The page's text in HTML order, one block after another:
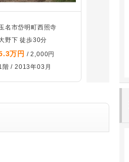
名市岱明町西照寺
野下 徒歩30分
万円 / 2,000円
階 / 2013年03月